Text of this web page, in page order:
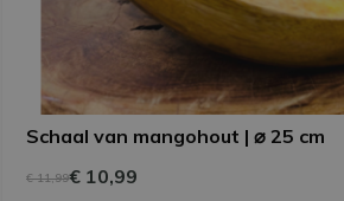
Schaal van mangohout | ⌀ 25 cm
€ 11,99€ 10,99